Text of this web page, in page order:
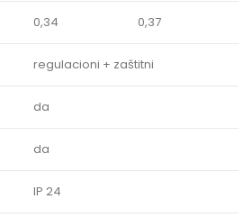
0,34 0,37
regulacioni + zaštitni
da
da
IP 24